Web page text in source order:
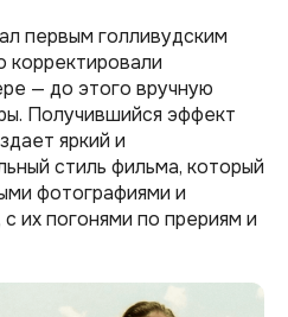
первым голливудским
корректировали
— до этого вручную
Получившийся эффект
яркий и
стиль фильма, который
фотографиями и
их погонями по прериям и